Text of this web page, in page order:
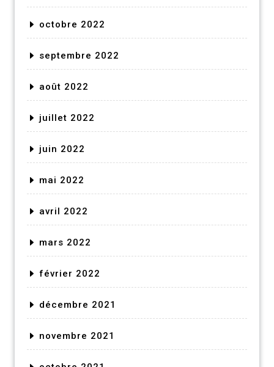
octobre 2022
septembre 2022
août 2022
juillet 2022
juin 2022
mai 2022
avril 2022
mars 2022
février 2022
décembre 2021
novembre 2021